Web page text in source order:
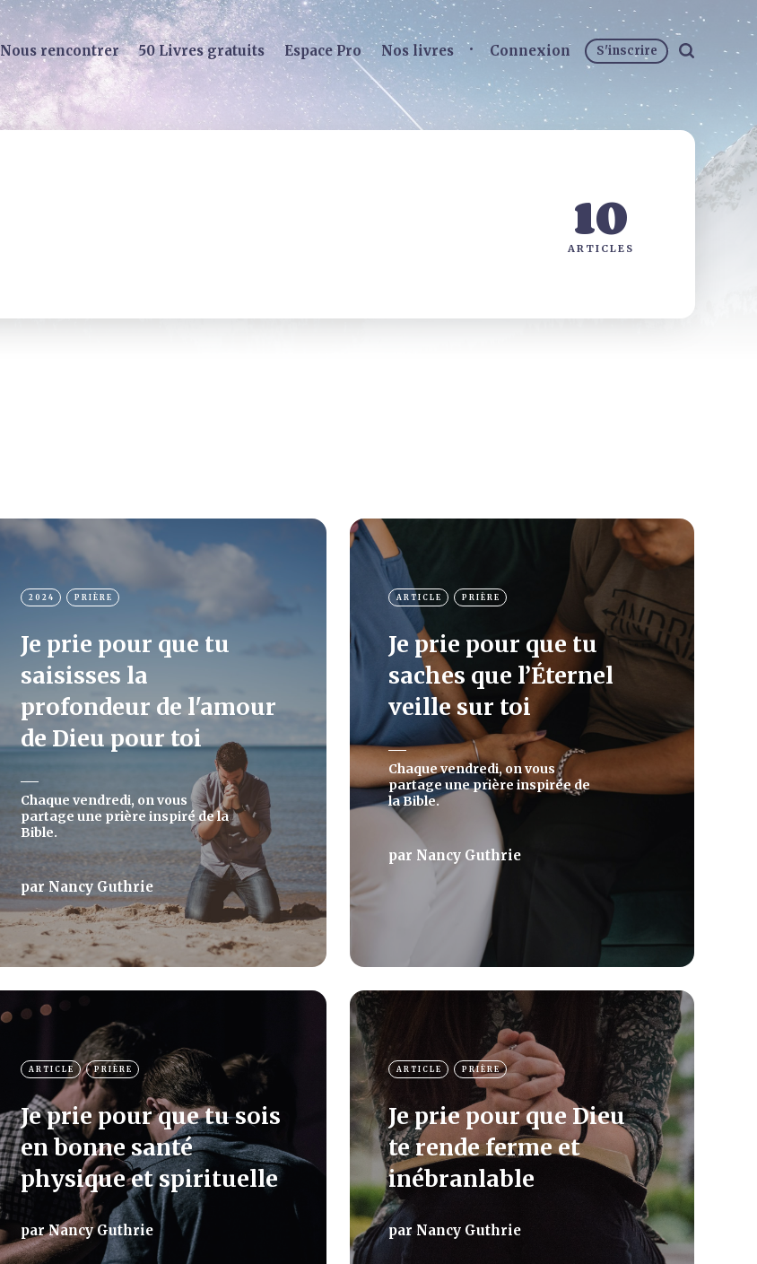
Nous rencontrer 50 Livres gratuits Espace Pro Nos livres Connexion S'inscrire
10
ARTICLES
2024 PRIÈRE
Je prie pour que tu
saisisses la
profondeur de l'amour
de Dieu pour toi
Chaque vendredi, on vous
partage une prière inspiré de la
Bible.
parNancy Guthrie
ARTICLE PRIÈRE
Je prie pour que tu
saches que l’Éternel
veille sur toi
Chaque vendredi, on vous
partage une prière inspirée de
la Bible.
par Nancy Guthrie
ARTICLE PRIÈRE
Je prie pour que tu sois
en bonne santé
physique et spirituelle
parNancy Guthrie
ARTICLE PRIÈRE
Je prie pour que Dieu
te rende ferme et
inébranlable
par Nancy Guthrie